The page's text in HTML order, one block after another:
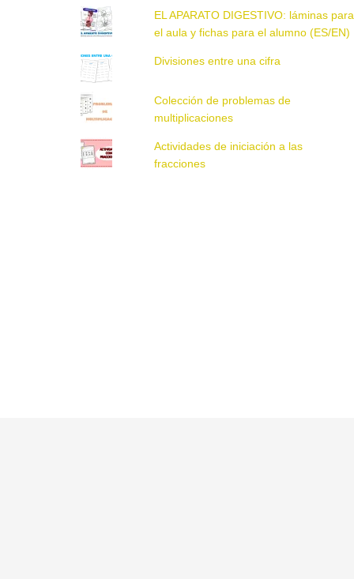
EL APARATO DIGESTIVO: láminas para
el aula y fichas para el alumno (ES/EN)
Divisiones entre una cifra
Colección de problemas de
multiplicaciones
Actividades de iniciación a las
fracciones